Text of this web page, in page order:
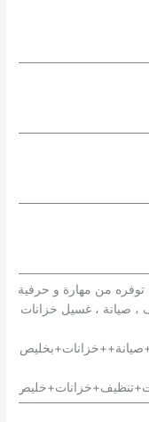
توفره من مهارة و حرفية
صيانة ، غسيل خزانات